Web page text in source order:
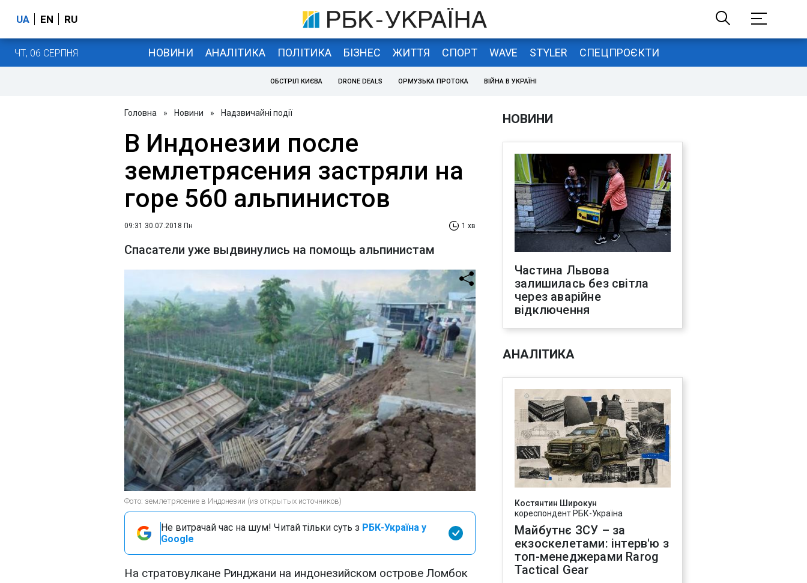
UA EN RU
ЧТ, 06 СЕРПНЯ НОВИНИ АНАЛІТИКА ПОЛІТИКА БІЗНЕС ЖИТТЯ СПОРТ WAVE STYLER СПЕЦПРОЄКТИ
ОБСТРІЛ КИЄВА DRONE DEALS ОРМУЗЬКА ПРОТОКА ВІЙНА В УКРАЇНІ
Головна » Новини » Надзвичайні події
В Индонезии после
землетрясения застряли на
горе 560 альпинистов
09:31 30.07.2018 Пн 1 хв
Спасатели уже выдвинулись на помощь альпинистам
Фото: землетрясение в Индонезии (из открытых источников)
Не витрачай час на шум! Читай тільки суть з РБК-Україна у
Google
На стратовулкане Ринджани на индонезийском острове Ломбок
НОВИНИ
Частина Львова
залишилась без світла
через аварійне
відключення
АНАЛІТИКА
Костянтин Широкун
кореспондент РБК-Україна
Майбутнє ЗСУ – за
екзоскелетами: інтерв'ю з
топ-менеджерами Rarog
Tactical Gear